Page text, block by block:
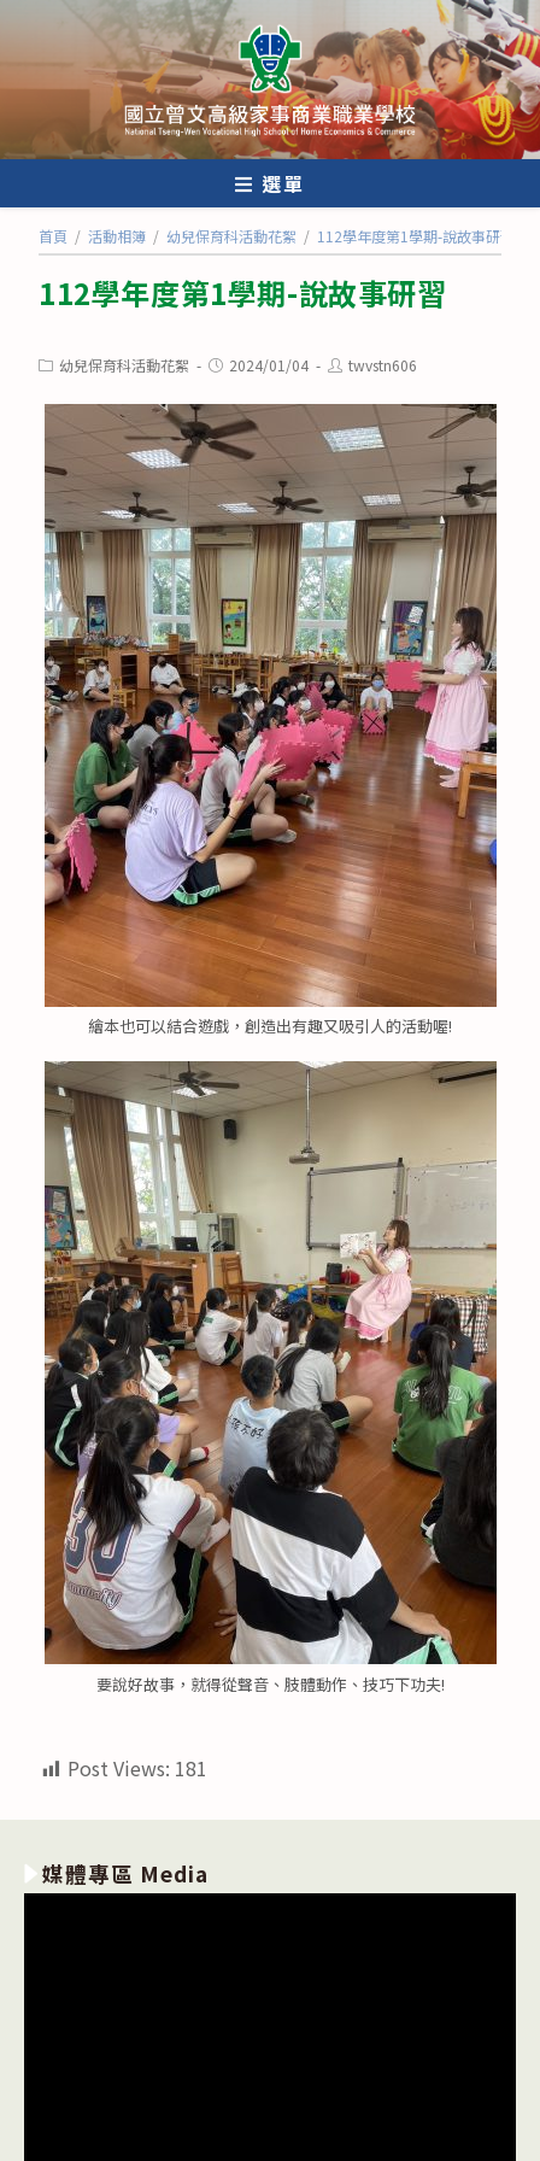
內
選單
首頁 / 活動相簿 / 幼兒保育科活動花絮 / 112學年度第1學期-說故事研習
112學年度第1學期-說故事研習
Post幼兒保育科活動花絮
Post2024/01/04
Posttwvstn606
繪本也可以結合遊戲，創造出有趣又吸引人的活動喔!
要說好故事，就得從聲音、肢體動作、技巧下功夫!
Post Views: 181
媒體專區 Media